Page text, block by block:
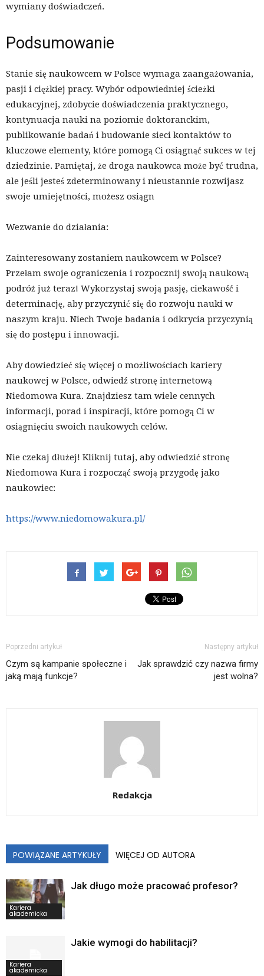
wymiany doświadczeń.
Podsumowanie
Stanie się naukowcem w Polsce wymaga zaangażowania,
pasji i ciężkiej pracy. Wybór odpowiedniej ścieżki
edukacyjnej, zdobycie doświadczenia praktycznego,
kontynuacja nauki na poziomie doktoranckim,
publikowanie badań i budowanie sieci kontaktów to
kluczowe elementy, które pomogą Ci osiągnąć sukces w tej
dziedzinie. Pamiętaj, że droga naukowca może być trudna,
ale jeśli jesteś zdeterminowany i nieustannie rozwijasz
swoje umiejętności, możesz osiągn
Wezwanie do działania:
Zainteresowany zostaniem naukowcem w Polsce?
Przełam swoje ograniczenia i rozpocznij swoją naukową
podróż już teraz! Wykorzystaj swoją pasję, ciekawość i
determinację, aby przyczynić się do rozwoju nauki w
naszym kraju. Niech Twoje badania i odkrycia przyczynią
się do postępu i innowacji.
Aby dowiedzieć się więcej o możliwościach kariery
naukowej w Polsce, odwiedź stronę internetową
Niedomowa Kura. Znajdziesz tam wiele cennych
informacji, porad i inspiracji, które pomogą Ci w
osiągnięciu swoich naukowych celów.
Nie czekaj dłużej! Kliknij tutaj, aby odwiedzić stronę
Niedomowa Kura i rozpocząć swoją przygodę jako
naukowiec:
https://www.niedomowakura.pl/
Poprzedni artykuł
Czym są kampanie społeczne i
jaką mają funkcje?
Następny artykuł
Jak sprawdzić czy nazwa firmy
jest wolna?
Redakcja
POWIĄZANE ARTYKUŁY WIĘCEJ OD AUTORA
Kariera
akademicka
Jak długo może pracować profesor?
Kariera
akademicka
Jakie wymogi do habilitacji?